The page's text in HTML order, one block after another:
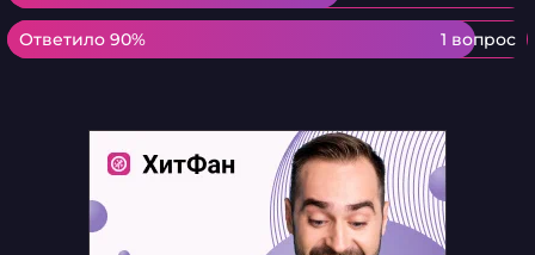
Ответило 90% 1 вопрос
Ответило 90%